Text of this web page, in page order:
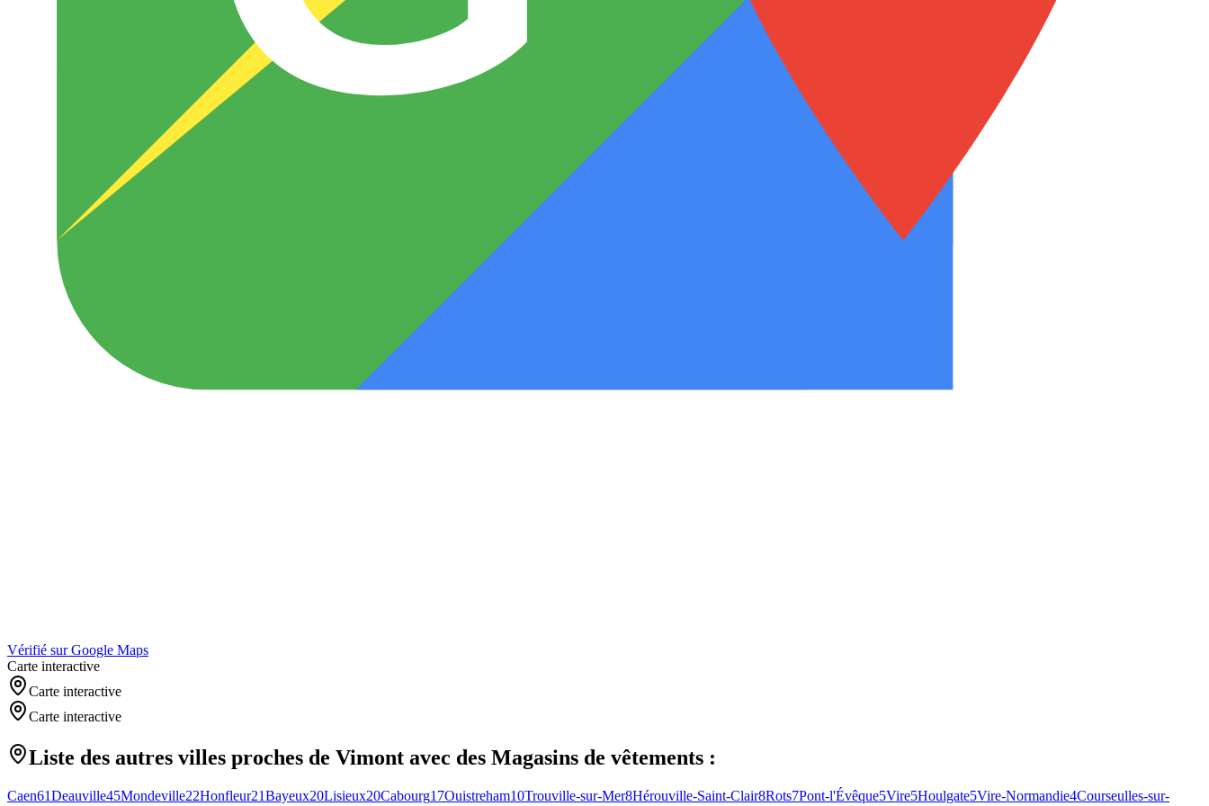
Vérifié sur Google Maps
Carte interactive
Carte interactive
Carte interactive
Liste des autres villes proches de Vimont avec des Magasins de vêtements :
Caen61Deauville45Mondeville22Honfleur21Bayeux20Lisieux20Cabourg17Ouistreham10Trouville-sur-Mer8Hérouville-Saint-Clair8Rots7Pont-l'Évêque5Vire5Houlgate5Vire-Normandie4Courseulles-sur-